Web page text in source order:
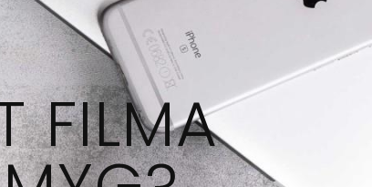
FILMA